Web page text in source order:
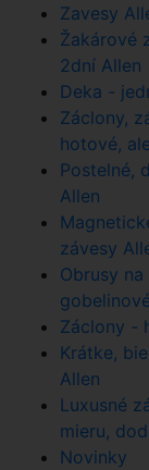
Zavesy
Žakárové
2dní Allen
Deka -
Záclony,
hotové,
Postelné,
Allen
závesy
Obrusy
Záclony -
Krátke,
Allen
Luxusné
mieru,
Novinky